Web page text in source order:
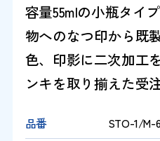
容量55mlの小瓶タイ
物へのなつ印から既
色、印影に二次加工
ンキを取り揃えた受
品番
STO-1/M-